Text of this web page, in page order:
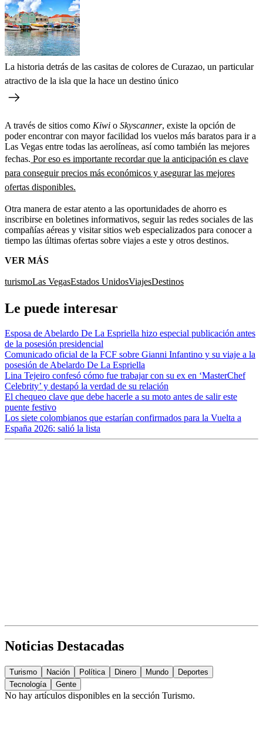
La historia detrás de las casitas de colores de Curazao, un particular
atractivo de la isla que la hace un destino único
A través de sitios como Kiwi o Skyscanner, existe la opción de
poder encontrar con mayor facilidad los vuelos más baratos para ir a
Las Vegas entre todas las aerolíneas, así como también las mejores
fechas. Por eso es importante recordar que la anticipación es clave
para conseguir precios más económicos y asegurar las mejores
ofertas disponibles.
Otra manera de estar atento a las oportunidades de ahorro es
inscribirse en boletines informativos, seguir las redes sociales de las
compañías aéreas y visitar sitios web especializados para conocer a
tiempo las últimas ofertas sobre viajes a este y otros destinos.
VER MÁS
turismoLas VegasEstados UnidosViajesDestinos
Le puede interesar
Esposa de Abelardo De La Espriella hizo especial publicación antes
de la posesión presidencial
Comunicado oficial de la FCF sobre Gianni Infantino y su viaje a la
posesión de Abelardo De La Espriella
Lina Tejeiro confesó cómo fue trabajar con su ex en ‘MasterChef
Celebrity’ y destapó la verdad de su relación
El chequeo clave que debe hacerle a su moto antes de salir este
puente festivo
Los siete colombianos que estarían confirmados para la Vuelta a
España 2026: salió la lista
Noticias Destacadas
Turismo Nación Política Dinero Mundo
Deportes
Tecnología
Gente
No hay artículos disponibles en la sección Turismo.